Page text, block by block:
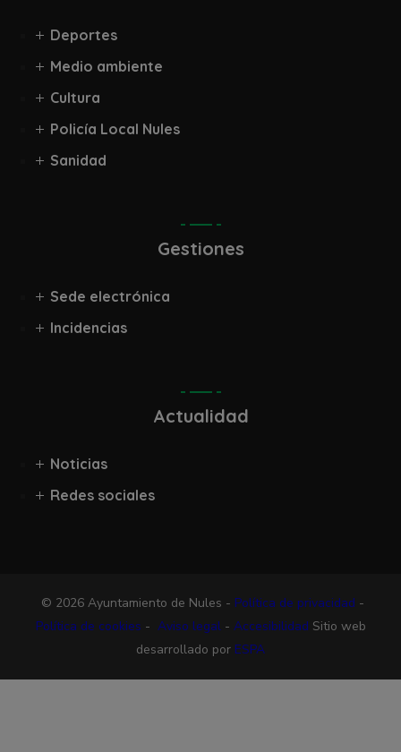
Deportes
Medio ambiente
Cultura
Policía Local Nules
Sanidad
Gestiones
Sede electrónica
Incidencias
Actualidad
Noticias
Redes sociales
© 2026 Ayuntamiento de Nules - Política de privacidad -
Política de cookies - Aviso legal- Accesibilidad Sitio web
desarrollado por ESPA